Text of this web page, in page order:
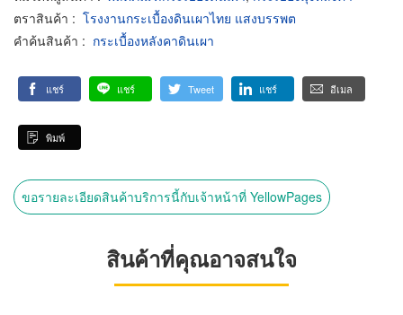
ตราสินค้า : โรงงานกระเบื้องดินเผาไทย แสงบรรพต
คำค้นสินค้า : กระเบื้องหลังคาดินเผา
แชร์ แชร์ Tweet แชร์ อีเมล
พิมพ์
ขอรายละเอียดสินค้าบริการนี้กับเจ้าหน้าที่ YellowPages
สินค้าที่คุณอาจสนใจ